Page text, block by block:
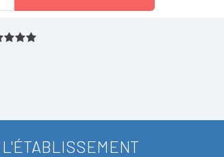
L'ÉTABLISSEMENT